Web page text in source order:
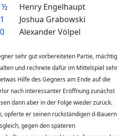
½
Henry Engelhaupt
Joshua Grabowski
Alexander Völpel
sehr gut vorbereiteten Partie, mächtig
und rechnete dafür im Mittelspiel sehr
Hilfe des Gegners am Ende auf die
nach interessanter Eröffnung zunächst
dann aber in der Folge wieder zurück.
opferte er seinen rückständigen d-Bauern
gegen den späteren